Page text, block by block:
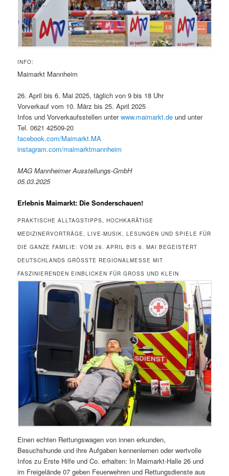
INFO:
Maimarkt Mannheim
26. April bis 6. Mai 2025, täglich von 9 bis 18 Uhr
Vorverkauf vom 10. März bis 25. April 2025
Infos und Vorverkaufsstellen unterwww.maimarkt.de und unter
Tel. 0621 42509-20
facebook.com/Maimarkt.MA
instagram.com/maimarktmannheim
MAG Mannheimer Ausstellungs-GmbH
05.03.2025
Erlebnis Maimarkt: Die Sonderschauen!
PRAKTISCHE ALLTAGSTIPPS, HOCHKARÄTIGE
MEDIZINERVORTRÄGE, LIVE-MUSIK, LESUNGEN UND SPIELE FÜR
DIE GANZE FAMILIE: VOM 26. APRIL BIS 6. MAI BEGEISTERT
DEUTSCHLANDS GRÖSSTE REGIONALMESSE MIT F
ASZINIERENDEN EINBLICKEN FÜR GROSS UND KLEIN
Einen echten Rettungswagen von innen erkunden,
Besuchshunde und ihre Aufgaben kennenlernen oder wertvolle
Infos zu Erste Hilfe und Co. erhalten: In Maimarkt-Halle 26 und
im Freigelände 07 geben Feuerwehren und Rettungsdienste aus